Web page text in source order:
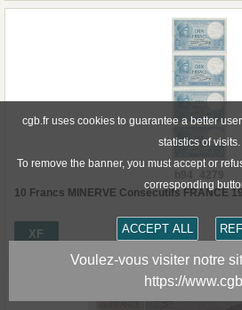
10 Francs MINERVE Consécutifs FRANCE
XF
cgb.fr uses cookies to guarantee a better
statistics of visits.
To remove the banner, you must accept or
corresponding
ACCEPT ALL
Voulez-vous visiter notre
https://